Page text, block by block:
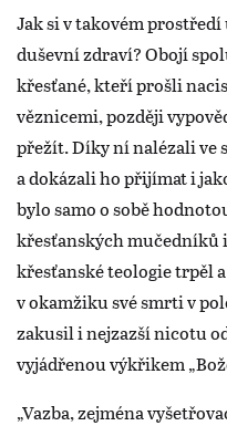
Jak si v takovém
duševní zdraví? Obojí
křesťané, kteří prošli
věznicemi, později
přežít. Díky ní nalézali ve
a dokázali ho přijímat i
bylo samo o sobě
křesťanských mučedníků
křesťanské teologie trpěl
v okamžiku své smrti v
zakusil i nejzazší nicotu
vyjádřenou výkřikem
„Vazba, zejména